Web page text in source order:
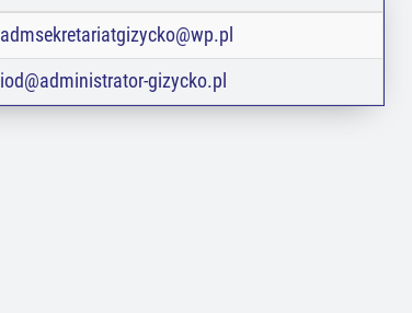
admsekretariatgizycko@wp.pl
iod@administrator-gizycko.pl